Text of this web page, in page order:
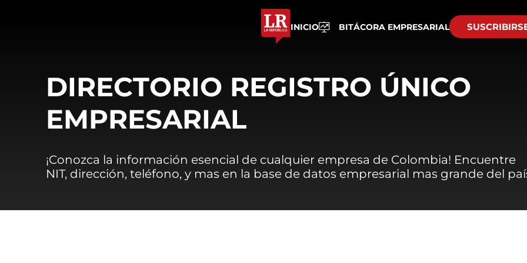
INICIO BITÁCORA EMPRESARIAL
DIRECTORIO REGISTRO ÚNICO
EMPRESARIAL
¡Conozca la información esencial de cualquier empresa de Colombia! Encuentre
NIT, dirección, teléfono, y mas en la base de datos empresarial mas grande del